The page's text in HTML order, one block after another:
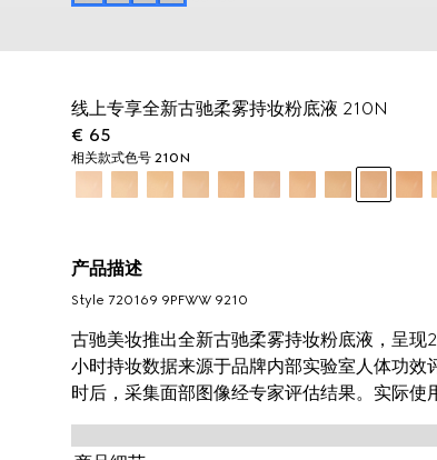
线上专享全新古驰柔雾持妆粉底液 210N
€ 65
相关款式色号 210N
产品描述
Style ‎720169 9PFWW 9210
古驰美妆推出全新古驰柔雾持妆粉底液，呈
小时持妆数据来源于品牌内部实验室人体功
时后，采集面部图像经专家评估结果。实际
润舒缓，营造柔焦舒适的自然哑光妆效。这
匀修颜并自然贴肤，可持妆一整天。透明质